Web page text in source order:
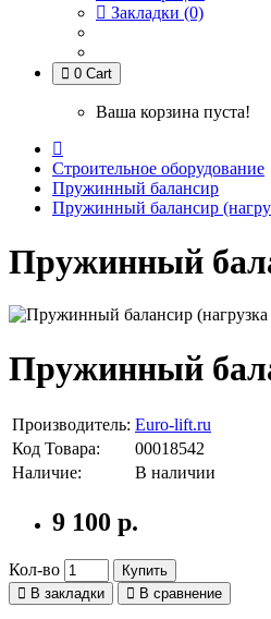
Закладки (0)
0 Cart
Ваша корзина пуста!
Строительное оборудование
Пружинный балансир
Пружинный балансир
Пружинный
Пружинный
Производитель: Euro-lift.ru
Код Товара:
00018542
Наличие:
В наличии
9 100 р.
Кол-во
Купить
В закладки
В сравнение